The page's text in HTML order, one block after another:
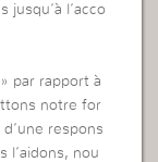
jusqu’à l’acco
par rapport à
notre for
respons
l’aidons, nou